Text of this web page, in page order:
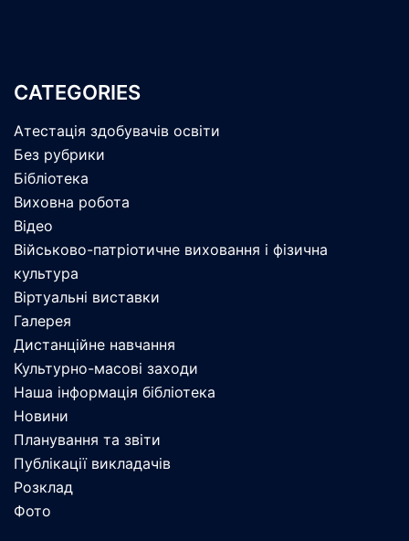
CATEGORIES
Атестація здобувачів освіти
Без рубрики
Бібліотека
Виховна робота
Відео
Військово-патріотичне виховання і фізична
культура
Віртуальні виставки
Галерея
Дистанційне навчання
Культурно-масові заходи
Наша інформація бібліотека
Новини
Планування та звіти
Публікації викладачів
Розклад
Фото